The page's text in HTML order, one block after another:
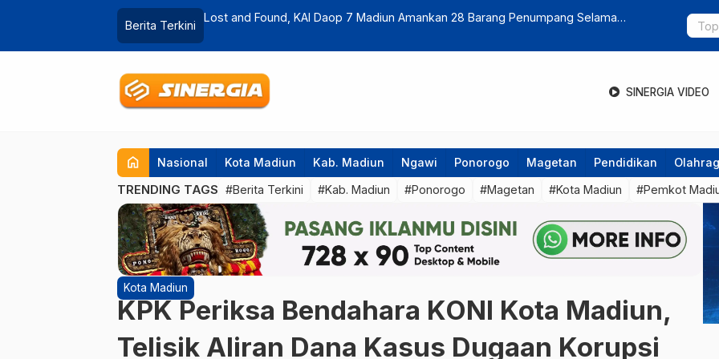
Berita Terkini
Siswa Mulai Pulih, Dugaan Keracunan MBG di Ngawi Sisakan Trauma Orang Tua
Balita 1,5
SINERGIA VIDEO
home Nasional Kota Madiun Kab. Madiun Ngawi Ponorogo Magetan Pendidikan
TRENDING TAGS #Berita Terkini #Kab. Madiun #Ponorogo #Magetan #Kota Madiun #Pemkot
Kota Madiun
KPK Periksa Bendahara KONI Kota Madiun,
Telisik Aliran Dana Kasus Dugaan Korupsi